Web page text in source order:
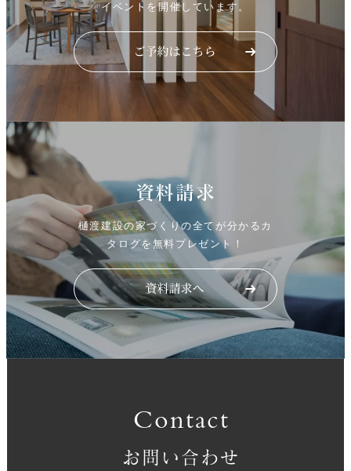
イベントを開催しています。
資料請求
樋渡建設の家づくりの全てが分かるカ
タログを無料プレゼント！
Contact
お問い合わせ